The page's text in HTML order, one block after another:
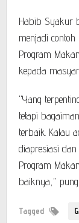
Habib Syakur
menjadi
Program
kepada
“Yang
tetapi
terbaik. Kalau
diapresiasi
Program
baiknya,”
Tagged